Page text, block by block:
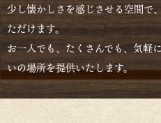
少し懐かしさを感じさせる空間で
ただけます。
お一人でも、たくさんでも、気軽
いの場所を提供いたします。